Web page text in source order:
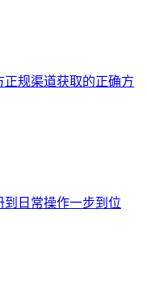
正规渠道获取的正确方
到日常操作一步到位